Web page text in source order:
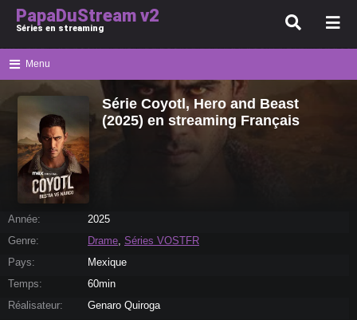
PapaDuStream v2
Séries en streaming
Menu
Série Coyotl, Hero and Beast
(2025) en streaming Français
Année:
2025
Genre:
Drame, Séries VOSTFR
Pays:
Mexique
Temps:
60min
Réalisateur:
Genaro Quiroga